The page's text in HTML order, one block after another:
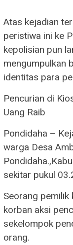
Atas kejadian
peristiwa ini ke
kepolisian pun
mengumpulkan
identitas para
Pencurian di
Uang Raib
Pondidaha –
warga Desa
sekitar pukul
Seorang
korban aksi
sekelompok
orang.